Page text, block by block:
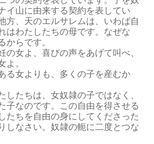
イ山に由来する契約を表してい
方、天のエルサレムは、いわば自
はわたしたちの母です。なぜな
らです。
の女よ、喜びの声をあげて叫べ、
。
る女よりも、多くの子を産むか
たちは、女奴隷の子ではなく、
子なのです。この自由を得させる
たちを自由の身にしてくださった
しなさい。奴隷の軛に二度とつな